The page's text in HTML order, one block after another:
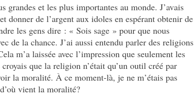
grandes et les plus importantes au monde. J’avais
donner de l’argent aux idoles en espérant obtenir de
les gens dire : « Sois sage » pour que nous
de la chance. J’ai aussi entendu parler des religions
m’a laissée avec l’impression que seulement les
que la religion n’était qu’un outil créé par
la moralité. À ce moment-là, je ne m’étais pas
vient la moralité?